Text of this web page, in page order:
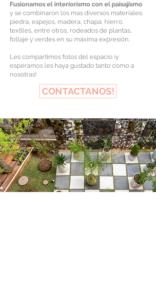
Fusionamos el interiorismo con el paisajismo
y se combinaron los mas diversos materiales:
piedra, espejos, madera, chapa, hierro,
textiles, entre otros, rodeados de plantas,
follaje y verdes en su máxima expresión.
Les compartimos fotos del espacio ¡y
esperamos les haya gustado tanto como a
nosotras!
CONTACTANOS!